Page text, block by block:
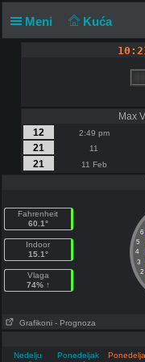
Meni Kuća
Max
12
2:49 pm
21
11
21
11 Feb
Fahrenheit
60.1°
Indoor
15.1°
Vlaga
74% ↑
6
5
4
3
2
Grafikoni - Prognoza
Nedelju
Ponedeljak